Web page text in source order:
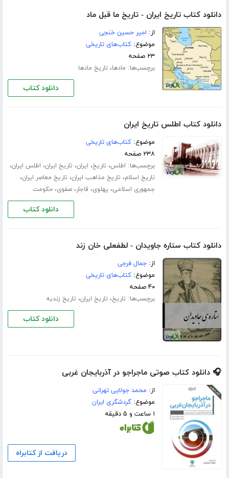
دانلود کتاب تاریخ ایران - تاریخ ما قبل ماد
از: امیر حسین خنجی
موضوع:کتاب‌های تاریخی
۲۳ صفحه
برچسب‌ها: مادها، تاریخ مادها
دانلود کتاب
دانلود کتاب اطلس تاریخ ایران
موضوع:کتاب‌های تاریخی
۲۳۸ صفحه
برچسب‌ها: اطلس، تاریخ، ایران، تاریخ ایران، اطلس ایران،
تاریخ اسلام، تاریخ مذاهب ایران، تاریخ معاصر ایران،
جمهوری اسلامی، پهلوی، قاجار،صفوی،حکومت
دانلود کتاب
دانلود کتاب ستاره جاویدان - لطفعلی خان زند
از:جمال فرجی
موضوع:کتاب‌های تاریخی
۴۰ صفحه
برچسب‌ها: تاریخ، تاریخ ایران، تاریخ زندیه
دانلود کتاب
🎧 دانلود کتاب صوتی ماجراجو در آذربایجان غربی
از: محمد جولایی تهرانی
موضوع:گردشگری ایران
۱ ساعت و ۵ دقیقه
دریافت از کتابراه